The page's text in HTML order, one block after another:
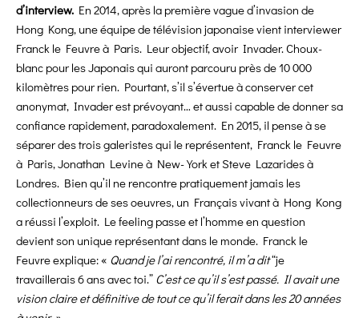
d’interview. En 2014, après la première vague d’invasion de
Hong Kong, une équipe de télévision japonaise vient interviewer
Franck le Feuvre à Paris. Leur objectif, avoir Invader. Choux-
blanc pour les Japonais qui auront parcouru près de 10 000
kilomètres pour rien. Pourtant, s’il s’évertue à conserver cet
anonymat, Invader est prévoyant… et aussi capable de donner sa
confiance rapidement, paradoxalement. En 2015, il pense à se
séparer des trois galeristes qui le représentent, Franck le Feuvre
à Paris, Jonathan Levine à New-York et Steve Lazarides à
Londres. Bien qu’il ne rencontre pratiquement jamais les
collectionneurs de ses oeuvres, un Français vivant à Hong Kong
a réussi l’exploit. Le feeling passe et l’homme en question
devient son unique représentant dans le monde. Franck le
Feuvre explique: « Quand je l’ai rencontré, il m’a dit“je
travaillerais 6 ans avec toi.” C’est ce qu’il s’est passé. Il avait une
vision claire et définitive de tout ce qu’il ferait dans les 20 années